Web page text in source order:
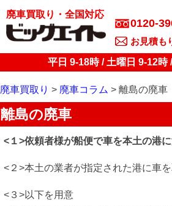
廃車買取り・全国対応
0120-
お見積も
平日 9-18時 / 土曜日 9-12時
廃車買取り 廃車コラム 離島の廃車
離島の廃車
<１>依頼者様が船便で車を本土の港
<２>本土の業者が指定された港に車を
<３>以下を用意